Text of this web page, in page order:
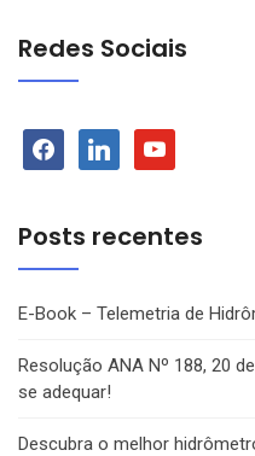
Redes Sociais
facebooklinkedin youtube
Posts recentes
E-Book – Telemetria de
Resolução ANA Nº 188, 20
se adequar!
Descubra o melhor